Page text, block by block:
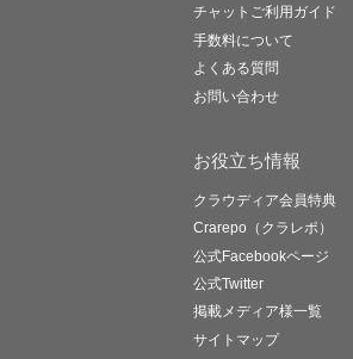
チャットご利用ガイド
手数料について
よくある質問
お問い合わせ
お役立ち情報
クラウディア会員特典
Crarepo（クラレポ）
公式Facebookページ
公式Twitter
掲載メディア様一覧
サイトマップ